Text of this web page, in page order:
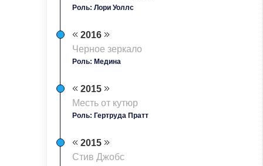
Роль: Лори Уоллс
2016
Черное зеркало
Роль: Медина
2015
Месть от кутюр
Роль: Гертруда Пратт
2015
Стив Джобс